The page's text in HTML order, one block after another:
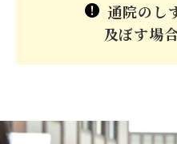
通院のし
及ぼす場